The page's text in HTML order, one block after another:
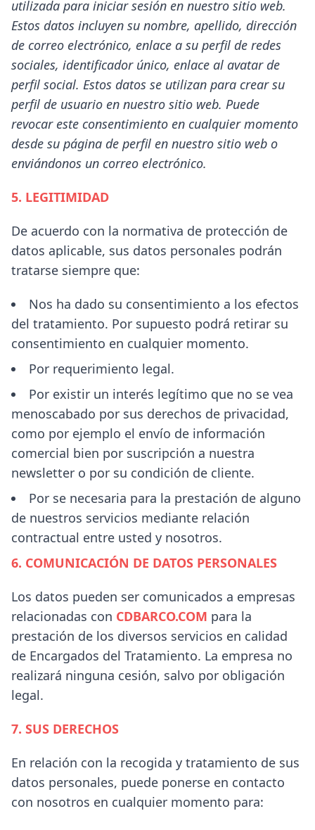
utilizada para iniciar sesión en nuestro sitio web.
Estos datos incluyen su nombre, apellido, dirección
de correo electrónico, enlace a su perfil de redes
sociales, identificador único, enlace al avatar de
perfil social. Estos datos se utilizan para crear su
perfil de usuario en nuestro sitio web. Puede
revocar este consentimiento en cualquier momento
desde su página de perfil en nuestro sitio web o
enviándonos un correo electrónico.
5. LEGITIMIDAD
De acuerdo con la normativa de protección de
datos aplicable, sus datos personales podrán
tratarse siempre que:
Nos ha dado su consentimiento a los efectos
del tratamiento. Por supuesto podrá retirar su
consentimiento en cualquier momento.
Por requerimiento legal.
Por existir un interés legítimo que no se vea
menoscabado por sus derechos de privacidad,
como por ejemplo el envío de información
comercial bien por suscripción a nuestra
newsletter o por su condición de cliente.
Por se necesaria para la prestación de alguno
de nuestros servicios mediante relación
contractual entre usted y nosotros.
6. COMUNICACIÓN DE DATOS PERSONALES
Los datos pueden ser comunicados a empresas
relacionadas con CDBARCO.COM para la
prestación de los diversos servicios en calidad
de Encargados del Tratamiento. La empresa no
realizará ninguna cesión, salvo por obligación
legal.
7. SUS DERECHOS
En relación con la recogida y tratamiento de sus
datos personales, puede ponerse en contacto
con nosotros en cualquier momento para: